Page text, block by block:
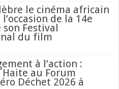
le cinéma africain
de la 14e
Festival
du film
à l’action :
Haite au Forum
Déchet 2026 à